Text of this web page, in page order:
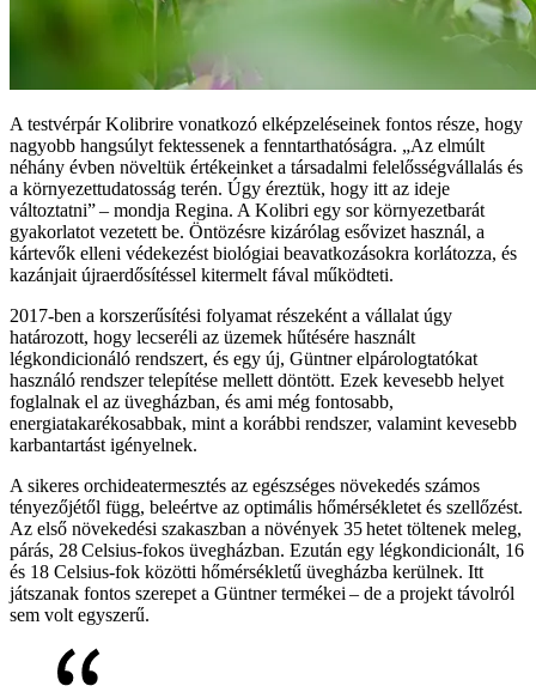
A testvérpár Kolibrire vonatkozó elképzeléseinek fontos része, hogy
nagyobb hangsúlyt fektessenek a fenntarthatóságra. „Az elmúlt
néhány évben növeltük értékeinket a társadalmi felelősségvállalás és
a környezettudatosság terén. Úgy éreztük, hogy itt az ideje
változtatni” – mondja Regina. A Kolibri egy sor környezetbarát
gyakorlatot vezetett be. Öntözésre kizárólag esővizet használ, a
kártevők elleni védekezést biológiai beavatkozásokra korlátozza, és
kazánjait újraerdősítéssel kitermelt fával működteti.
2017-ben a korszerűsítési folyamat részeként a vállalat úgy
határozott, hogy lecseréli az üzemek hűtésére használt
légkondicionáló rendszert, és egy új, Güntner elpárologtatókat
használó rendszer telepítése mellett döntött. Ezek kevesebb helyet
foglalnak el az üvegházban, és ami még fontosabb,
energiatakarékosabbak, mint a korábbi rendszer, valamint kevesebb
karbantartást igényelnek.
A sikeres orchideatermesztés az egészséges növekedés számos
tényezőjétől függ, beleértve az optimális hőmérsékletet és szellőzést.
Az első növekedési szakaszban a növények 35 hetet töltenek meleg,
párás, 28 Celsius-fokos üvegházban. Ezután egy légkondicionált, 16
és 18 Celsius-fok közötti hőmérsékletű üvegházba kerülnek. Itt
játszanak fontos szerepet a Güntner termékei – de a projekt távolról
sem volt egyszerű.